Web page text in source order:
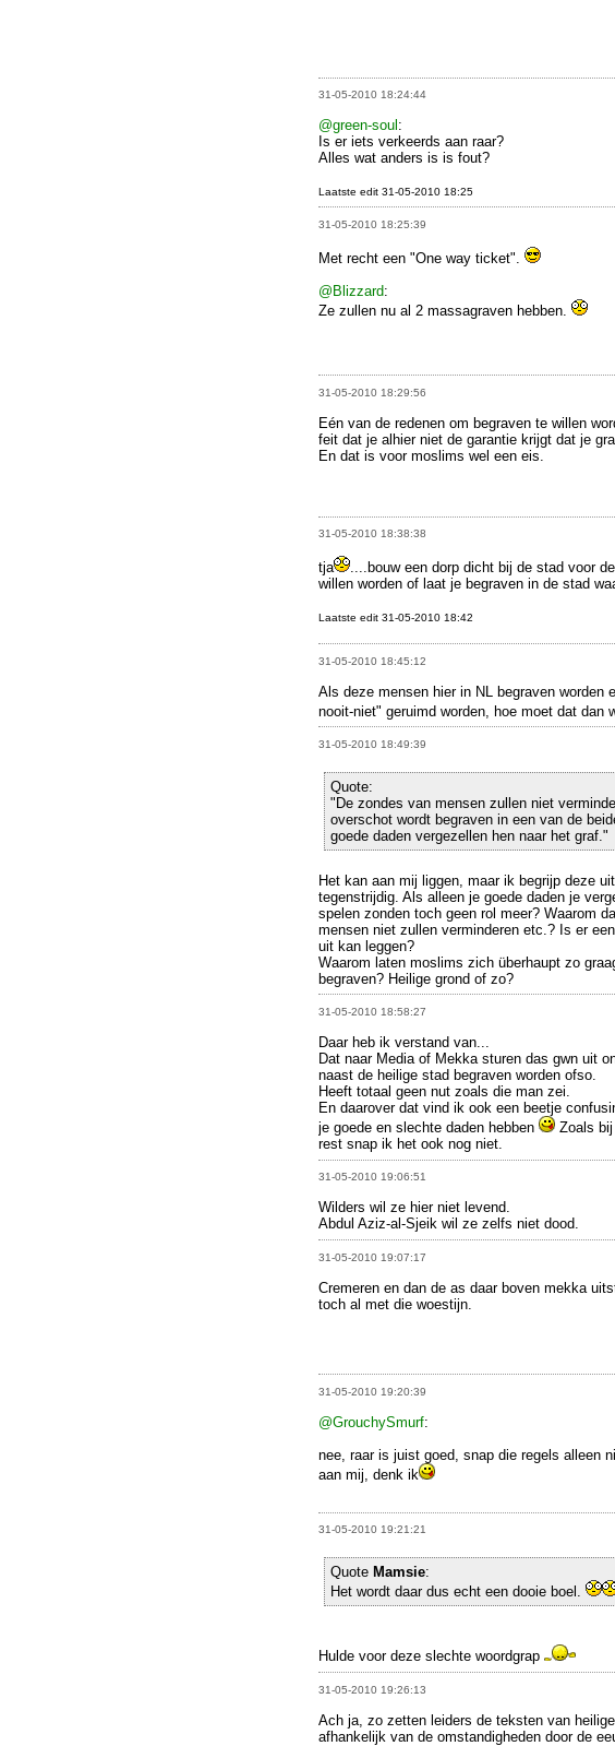
31-05-2010 18:24:44
@green-soul :
Is er iets verkeerds aan raar?
Alles wat anders is is fout?
Laatste edit 31-05-2010 18:25
31-05-2010 18:25:39
Met recht een "One way ticket".
@Blizzard:
Ze zullen nu al 2 massagraven hebben.
31-05-2010 18:29:56
Eén van de redenen om begraven te willen
feit dat je alhier niet de garantie krijgt dat je
En dat is voor moslims wel een eis.
31-05-2010 18:38:38
tja
....bouw een dorp dicht bij de stad voor
willen worden of laat je begraven in de stad
Laatste edit 31-05-2010 18:42
31-05-2010 18:45:12
Als deze mensen hier in NL begraven worden
nooit-niet" geruimd worden, hoe moet dat dan
31-05-2010 18:49:39
Quote:
"De zondes van mensen zullen niet
overschot wordt begraven in een van de
goede daden vergezellen hen naar het graf."
Het kan aan mij liggen, maar ik begrijp deze
tegenstrijdig. Als alleen je goede daden je
spelen zonden toch geen rol meer? Waarom
mensen niet zullen verminderen etc.? Is er
uit kan leggen?
Waarom laten moslims zich überhaupt zo
begraven? Heilige grond of zo?
31-05-2010 18:58:27
Daar heb ik verstand van...
Dat naar Media of Mekka sturen das gwn uit
naast de heilige stad begraven worden ofso.
Heeft totaal geen nut zoals die man zei.
En daarover dat vind ik ook een beetje
je goede en slechte daden hebben
Zoals
rest snap ik het ook nog niet.
31-05-2010 19:06:51
Wilders wil ze hier niet levend.
Abdul Aziz-al-Sjeik wil ze zelfs niet dood.
31-05-2010 19:07:17
Cremeren en dan de as daar boven mekka
toch al met die woestijn.
31-05-2010 19:20:39
@GrouchySmurf:
nee, raar is juist goed, snap die regels alleen
aan mij, denk ik
31-05-2010 19:21:21
Quote Mamsie:
Het wordt daar dus echt een dooie boel.
Hulde voor deze slechte woordgrap
31-05-2010 19:26:13
Ach ja, zo zetten leiders de teksten van
afhankelijk van de omstandigheden door de